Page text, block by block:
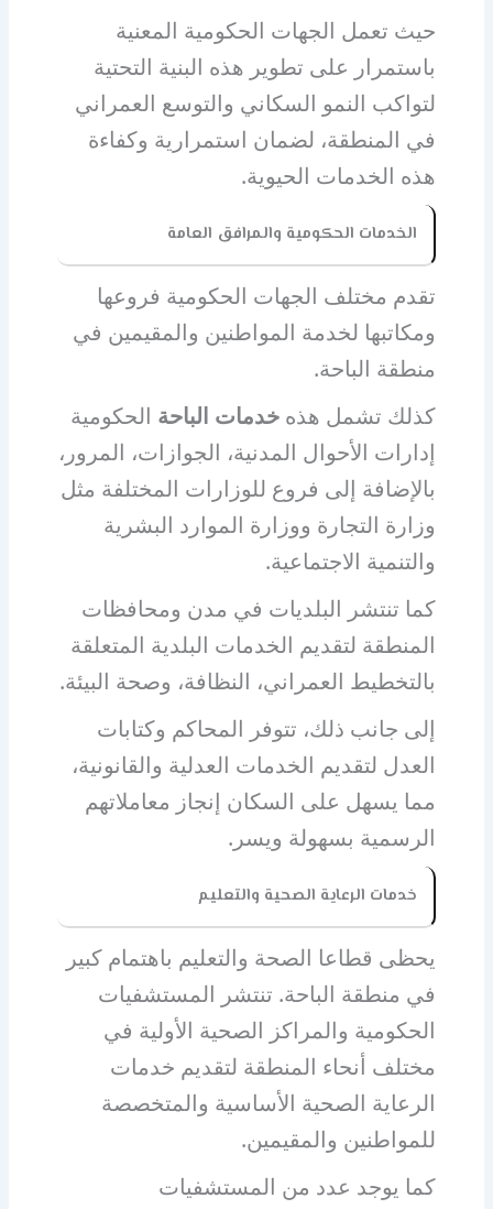
حيث تعمل الجهات الحكومية المعنية
باستمرار على تطوير هذه البنية التحتية
لتواكب النمو السكاني والتوسع العمراني
في المنطقة، لضمان استمرارية وكفاءة
هذه الخدمات الحيوية.
الخدمات الحكومية والمرافق العامة
تقدم مختلف الجهات الحكومية فروعها
ومكاتبها لخدمة المواطنين والمقيمين في
منطقة الباحة.
كذلك تشمل هذه خدمات الباحة الحكومية
إدارات الأحوال المدنية، الجوازات، المرور،
بالإضافة إلى فروع للوزارات المختلفة مثل
وزارة التجارة ووزارة الموارد البشرية
والتنمية الاجتماعية.
كما تنتشر البلديات في مدن ومحافظات
المنطقة لتقديم الخدمات البلدية المتعلقة
بالتخطيط العمراني، النظافة، وصحة البيئة.
إلى جانب ذلك، تتوفر المحاكم وكتابات
العدل لتقديم الخدمات العدلية والقانونية،
مما يسهل على السكان إنجاز معاملاتهم
الرسمية بسهولة ويسر.
خدمات الرعاية الصحية والتعليم
يحظى قطاعا الصحة والتعليم باهتمام كبير
في منطقة الباحة. تنتشر المستشفيات
الحكومية والمراكز الصحية الأولية في
مختلف أنحاء المنطقة لتقديم خدمات
الرعاية الصحية الأساسية والمتخصصة
للمواطنين والمقيمين.
كما يوجد عدد من المستشفيات